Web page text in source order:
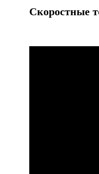
Скоростные